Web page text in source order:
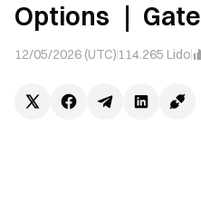
Options ｜ Gate
12/05/2026 (UTC) 114.265 Lido